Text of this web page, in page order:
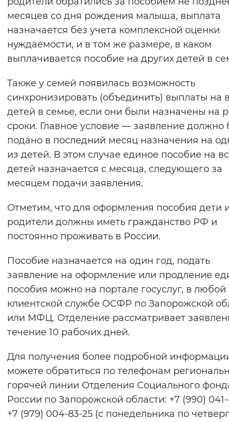
месяцев со дня рождения малыша, выплата
назначается без учета комплексной оценки
нуждаемости, и в том же размере, в каком
выплачивается пособие на других детей в
Также у семей появилась возможность
синхронизировать (объединить) выплаты на
детей в семье, если они были назначены на
сроки. Главное условие — заявление должно
подано в последний месяц назначения на
из детей. В этом случае единое пособие на
детей назначается с месяца, следующего за
месяцем подачи заявления.
Отметим, что для оформления пособия дети
родители должны иметь гражданство РФ и
постоянно проживать в России.
Пособие назначается на один год, подать
заявление на оформление или продление
пособия можно на портале госуслуг, в любой
клиентской службе ОСФР по Запорожской
или МФЦ. Отделение рассматривает
течение 10 рабочих дней.
Для получения более подробной
можете обратиться по телефонам
горячей линии Отделения Социального
России по Запорожской области: +7 (990)
+7 (979) 004-83-25 (с понедельника по